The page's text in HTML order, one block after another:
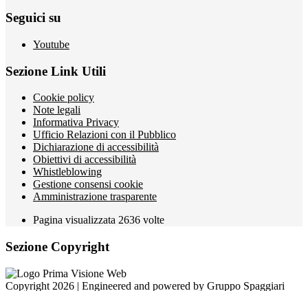
Seguici su
Youtube
Sezione Link Utili
Cookie policy
Note legali
Informativa Privacy
Ufficio Relazioni con il Pubblico
Dichiarazione di accessibilità
Obiettivi di accessibilità
Whistleblowing
Gestione consensi cookie
Amministrazione trasparente
Pagina visualizzata 2636 volte
Sezione Copyright
Copyright 2026 | Engineered and powered by Gruppo Spaggiari